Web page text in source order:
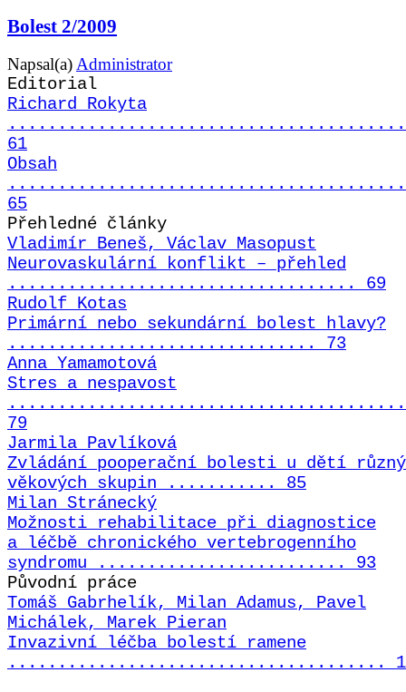
Bolest 2/2009
Napsal(a) Administrator
Editorial
Richard Rokyta
61
Obsah
65
Přehledné články
Vladimír Beneš, Václav Masopust
Neurovaskulární konflikt – přehled
................................... 69
Rudolf Kotas
Primární nebo sekundární bolest hlavy?
............................... 73
Anna Yamamotová
Stres a nespavost
79
Jarmila Pavlíková
Zvládání pooperační bolesti u dětí
věkových skupin ........... 85
Milan Stránecký
Možnosti rehabilitace při diagnostice
a léčbě chronického vertebrogenního
syndromu ......................... 93
Původní práce
Tomáš Gabrhelík, Milan Adamus, Pavel
Michálek, Marek Pieran
Invazivní léčba bolestí ramene
......................................